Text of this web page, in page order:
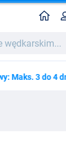
Maks. 3 do 4
Savage Gear Defiance SG2 Light Game Wędka Spinningowa
361.71